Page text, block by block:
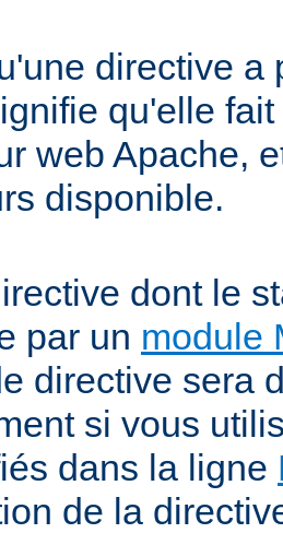
directive a
qu'elle
web Apache,
disponible.
dont le
par un module
directive sera
si vous
dans la ligne
de la